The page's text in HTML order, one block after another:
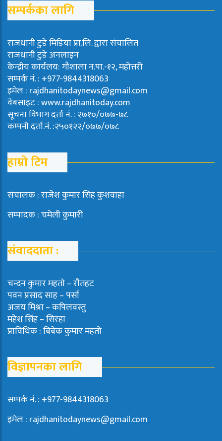
सम्पर्कका लागि
राजधानी टुडे मिडिया प्रा.लि. द्वारा संचालित
राजधानी टुडे अनलाइन
केन्द्रीय कार्यलय: गौशाला न.पा.-१२, महोत्तरी
सम्पर्क नं. : +977-9844318063
इमेल : rajdhanitodaynews@gmail.com
वेबसाइट : www.rajdhanitoday.com
सूचना विभाग दर्ता नं. : २७१०/०७७-७८
कम्पनी दर्ता.नं. :२५०१२२/०७७/०७८
हाम्रो टिम
संचालक : राजेश कुमार सिंह कुशवाहा
सम्पादक : चमेली कुमारी
संवाददाता :
चन्दन कुमार महताे – राैतहट
पवन प्रसाद साह – पर्सा
अजय मिश्रा – कपिलवस्तु
महेश सिंह – सिरहा
प्राविधिक : बिबेक कुमार महतो
विज्ञापनका लागि
सम्पर्क नं. : +977-9844318063
इमेल : rajdhanitodaynews@gmail.com